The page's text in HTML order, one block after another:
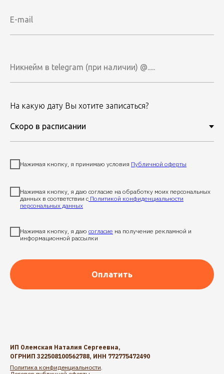
На какую дату Вы хотите записаться?
Нажимая кнопку, я принимаю условия Публичной оферты
Нажимая кнопку, я даю согласие на обработку моих персональных
данных в соответствии с Политикой конфиденциальности
персональных данных
Нажимая кнопку, я даю согласие на получение рекламной и
информационной рассылки
Оплатить
ИП Олемская Наталия Сергеевна,
ОГРНИП 322508100562788, ИНН 772775472490
Политика конфиденциальности.